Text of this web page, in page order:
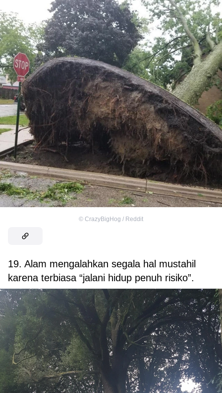
© CrazyBigHog / Reddit
19. Alam mengalahkan segala hal mustahil
karena terbiasa “jalani hidup penuh risiko”.